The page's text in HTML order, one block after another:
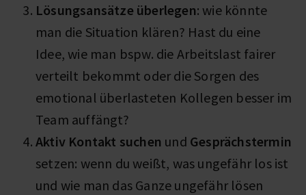
Lösungsansätze überlegen: wie könnte
man die Situation klären? Hast du eine
Idee, wie man bspw. die Arbeitslast fairer
verteilt bekommt oder die Sorgen des
emotional überlasteten Kollegen besser im
Team auffängt?
Aktiv Kontakt suchen und Gesprächstermin
setzen: wenn du weißt, was ungefähr los ist
und wie man das Ganze ungefähr lösen